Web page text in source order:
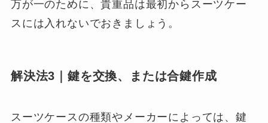
万が一のために、貴重品は最初からスーツケー
スには入れないでおきましょう。
解決法3｜鍵を交換、または合鍵作成
スーツケースの種類やメーカーによっては、鍵